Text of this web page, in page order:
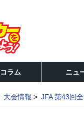
ラム ニュ
大会情報 JFA 第43回